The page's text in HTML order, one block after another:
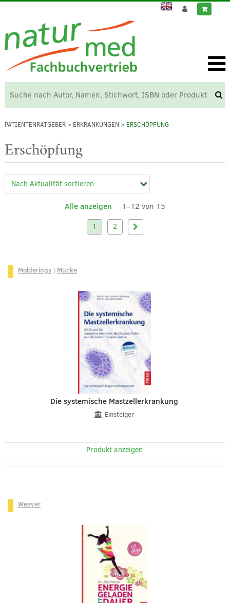
PATIENTENRATGEBER> ERKRANKUNGEN > ERSCHÖPFUNG
Erschöpfung
Alle anzeigen 1–12 von 15
1 2
Molderings| Mücke
Die systemische Mastzellerkrankung
Einsteiger
Produkt anzeigen
Weaver